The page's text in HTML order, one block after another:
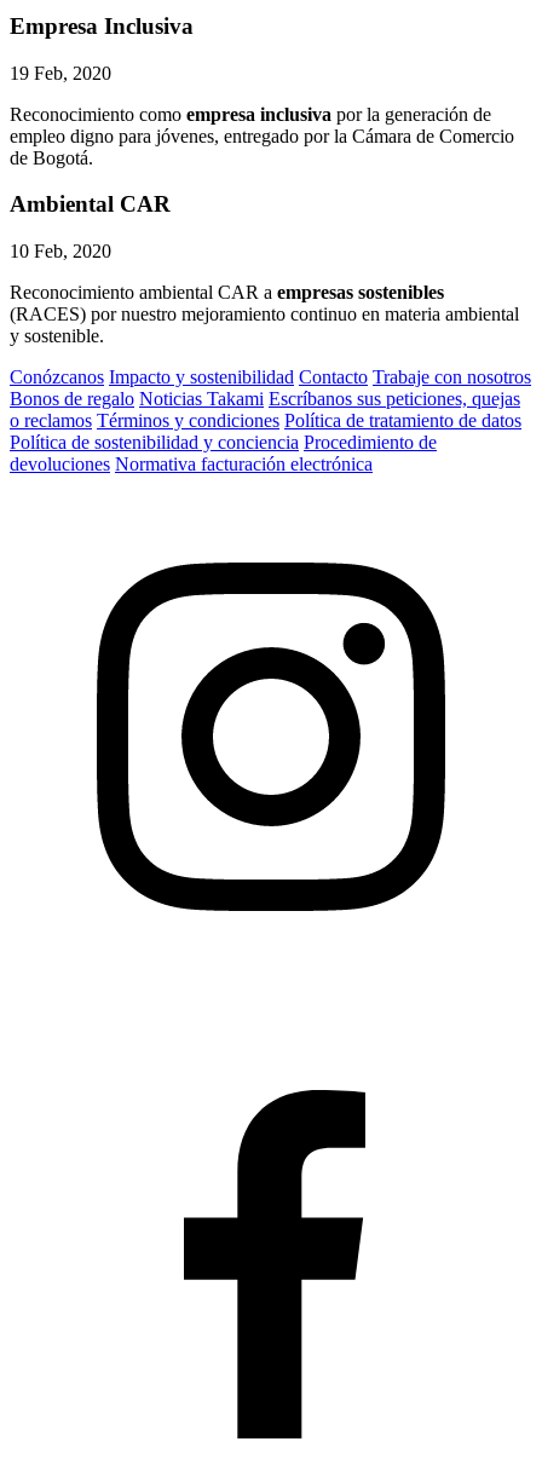
Empresa Inclusiva
19 Feb, 2020
Reconocimiento como empresa inclusiva por la generación de
empleo digno para jóvenes, entregado por la Cámara de Comercio
de Bogotá.
Ambiental CAR
10 Feb, 2020
Reconocimiento ambiental CAR a empresas sostenibles
(RACES) por nuestro mejoramiento continuo en materia ambiental
y sostenible.
Conózcanos Impacto y sostenibilidad Contacto Trabaje con nosotros
Bonos de regalo Noticias Takami Escríbanos sus peticiones, quejas
o reclamos Términos y condiciones Política de tratamiento de datos
Política de sostenibilidad y conciencia Procedimiento de
devoluciones Normativa facturación electrónica